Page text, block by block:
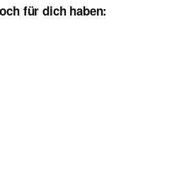
für dich haben: